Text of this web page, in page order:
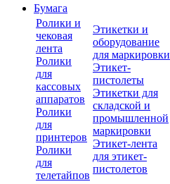
Бумага
Ролики и
чековая
лента
Ролики
для
кассовых
аппаратов
Ролики
для
принтеров
Ролики
для
телетайпов
Этикетки и
оборудование
для маркировки
Этикет-
пистолеты
Этикетки для
складской и
промышленной
маркировки
Этикет-лента
для этикет-
пистолетов